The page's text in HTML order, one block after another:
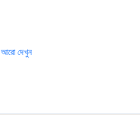
আরো দেখুন